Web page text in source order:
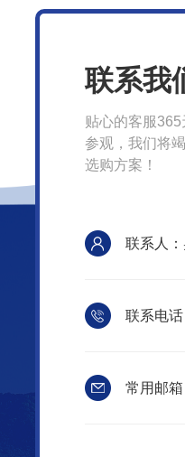
联系我
贴心的客服
参观，我们将
选购方案！
联系人：
联系电
常用邮